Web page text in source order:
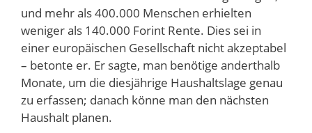
und mehr als 400.000 Menschen erhielten
weniger als 140.000 Forint Rente. Dies sei in
einer europäischen Gesellschaft nicht akzeptabel
– betonte er. Er sagte, man benötige anderthalb
Monate, um die diesjährige Haushaltslage genau
zu erfassen; danach könne man den nächsten
Haushalt planen.